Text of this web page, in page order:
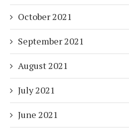
October 2021
September 2021
August 2021
July 2021
June 2021